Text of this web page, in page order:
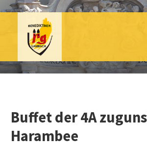
Buffet der 4A
Harambee